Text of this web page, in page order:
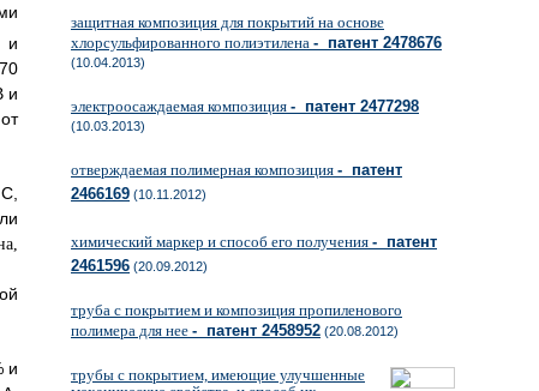
и
и
и
защитная композиция для покрытий на основе
хлорсульфированного полиэтилена - патент 2478676
(10.04.2013)
электроосаждаемая композиция - патент 2477298
(10.03.2013)
отверждаемая полимерная композиция - патент
2466169 (10.11.2012)
химический маркер и способ его получения - патент
2461596 (20.09.2012)
труба с покрытием и композиция пропиленового
полимера для нее - патент 2458952 (20.08.2012)
трубы с покрытием, имеющие улучшенные